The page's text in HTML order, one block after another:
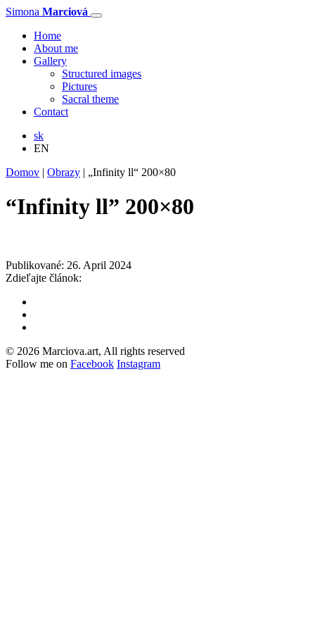
Simona Marciová
Home
About me
Gallery
Structured images
Pictures
Sacral theme
Contact
sk
EN
Domov | Obrazy | „Infinity ll“ 200×80
“Infinity ll” 200×80
Publikované: 26. April 2024
Zdieľajte článok:
© 2026 Marciova.art, All rights reserved
Follow me on Facebook Instagram